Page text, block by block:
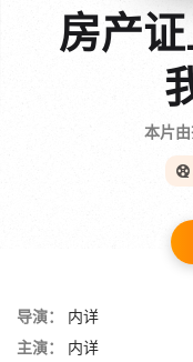
房产
本片
导演：
内详
主演：
内详